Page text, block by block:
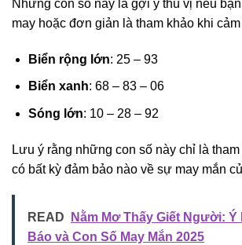
Những con số này là gợi ý thú vị nếu
may hoặc đơn giản là tham khảo khi
Biển rộng lớn: 25 – 93
Biển xanh: 68 – 83 – 06
Sóng lớn: 10 – 28 – 92
Lưu ý rằng những con số này chỉ là
có bất kỳ đảm bảo nào về sự may mắn
READ
Nằm Mơ Thấy Giết Người:
Báo và Con Số May Mắn 2025